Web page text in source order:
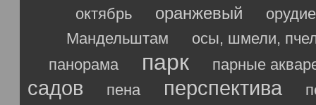
октябрь
оранжевый
орудие
Мандельштам
осы, шмели,
панорама
парк парные
садов пена перспектива